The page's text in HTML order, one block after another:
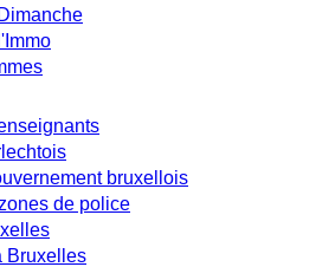
bruxellois
de police
Bruxelles